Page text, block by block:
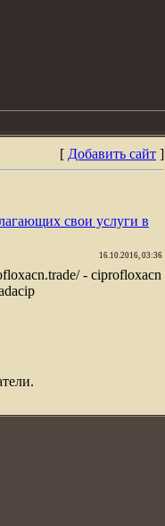
[ Добавить сайт ]
свои услуги в
16.10.2016, 03:36
- ciprofloxacn